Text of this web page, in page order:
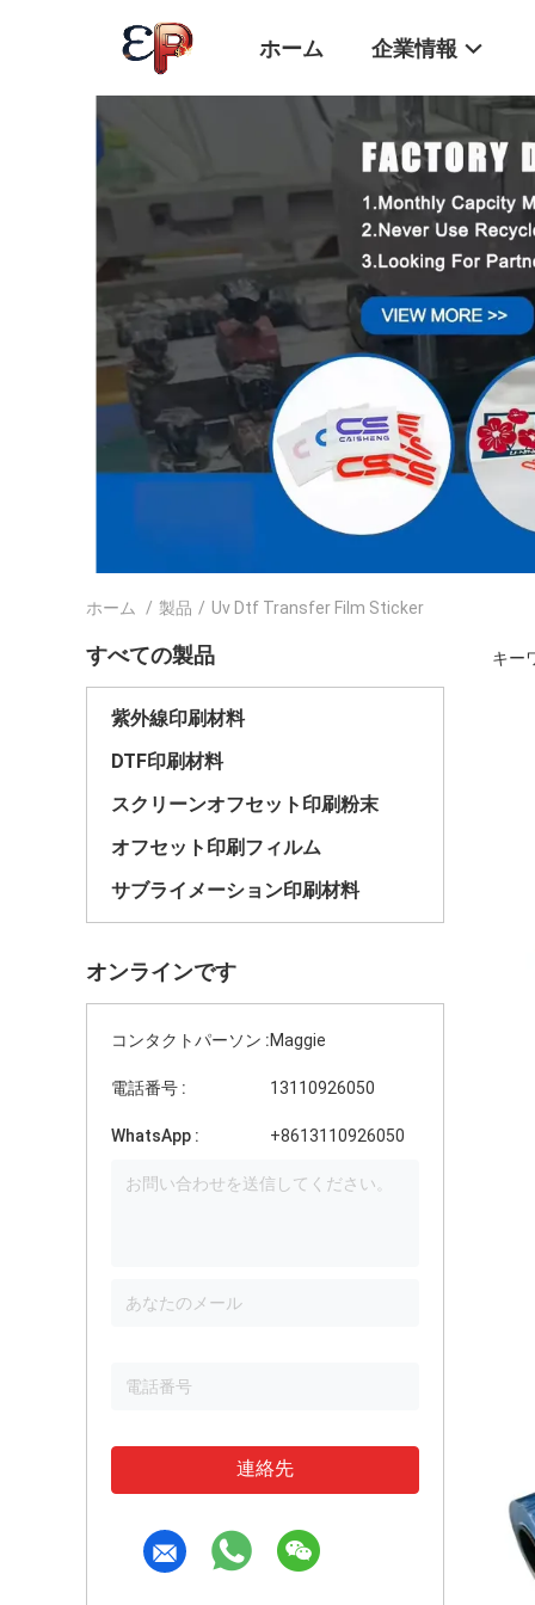
ホーム 企業情報
ホーム / 製品 / Uv Dtf Transfer Film Sticker
すべての製品
紫外線印刷材料
DTF印刷材料
スクリーンオフセット印刷粉末
オフセット印刷フィルム
サブライメーション印刷材料
オンラインです
コンタクトパーソン :Maggie
電話番号 : 13110926050
WhatsApp : +8613110926050
連絡先
キー